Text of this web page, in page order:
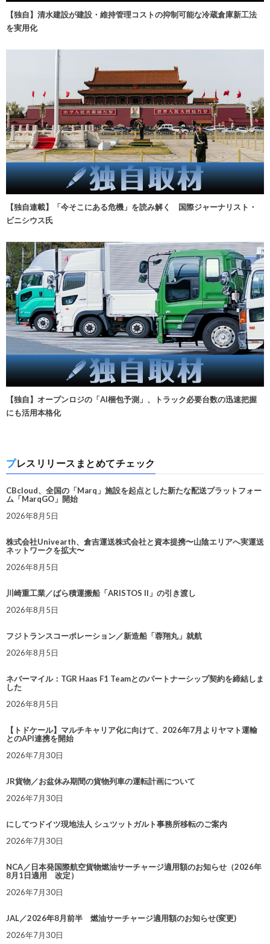
【独自】清水建設が建設・維持管理コストの抑制可能な冷蔵倉庫新工法
を実用化
【独自連載】「今そこにある危機」を読み解く 国際ジャーナリスト・
ビニシウス氏
【独自】オープンロジの「AI梱包予測」、トラック必要台数の迅速把握
にも活用本格化
プレスリリースまとめてチェック
CBcloud、全国の「Marq」施設を起点とした新たな配送プラットフォー
ム「MarqGO」開始
2026年8月5日
株式会社Univearth、倉吉運送株式会社と資本提携〜山陰エリアへ実運送
ネットワークを拡大〜
2026年8月5日
川崎重工業／ばら積運搬船「ARISTOS II」の引き渡し
2026年8月5日
フジトランスコーポレーション／新造船「蓉翔丸」就航
2026年8月5日
ネバーマイル：TGR Haas F1 Teamとのパートナーシップ契約を締結しま
した
2026年8月5日
【トドケール】マルチキャリア化に向けて、2026年7月よりヤマト運輸
とのAPI連携を開始
2026年7月30日
JR貨物／お盆休み期間の貨物列車の運転計画について
2026年7月30日
にしてつドイツ現地法人 シュツットガルト事務所移転のご案内
2026年7月30日
NCA／日本発国際航空貨物燃油サーチャージ適用額のお知らせ（2026年
8月1日適用 改定）
2026年7月30日
JAL／2026年8月前半 燃油サーチャージ適用額のお知らせ(変更)
2026年7月30日